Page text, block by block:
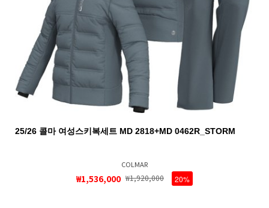
25/26 콜마 여성스키복세트 MD 2818+MD 0462R_STORM
COLMAR
₩1,536,000 ₩1,920,000 20%